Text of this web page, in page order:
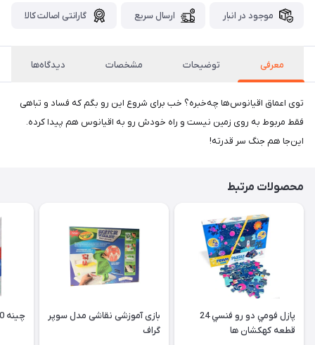
موجود در انبار ارسال سریع گارانتی اصالت کالا
معرفی توضیحات مشخصات دیدگاه‌ها
توی اعماق اقیانوس‌ها چه‌خبره؟ خب برای شروع این رو بگم که فساد و تباهی
فقط مربوط به روی زمین نیست و راه خودش رو به اقیانوس هم پیدا کرده.
این‌جا هم جنگ سر قدرته!
محصولات مرتبط
پازل فومي دو رو فنسي 24
قطعه كهكشان ها
بازی آموزشی نقاشی مدل سوپر
گراف
چینه 20 قطعه رویش